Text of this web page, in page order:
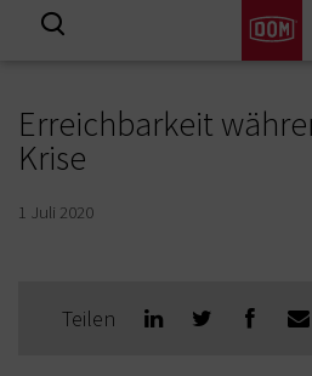
Erreichbarkeit
Krise
1 Juli 2020
Teilen